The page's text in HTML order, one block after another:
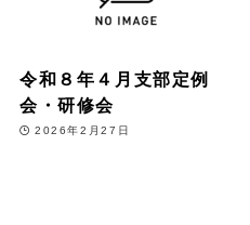
令和８年４月支部定例
会・研修会
2026年2月27日